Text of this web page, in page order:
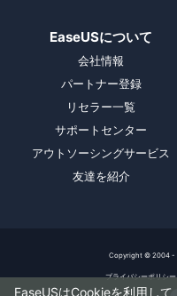
EaseUSはCookieを利用し
EaseUSについて
会社情報
パートナー登録
リセラー一覧
サポートセンター
アウトソーシングサービス
友達を紹介
Copyright © 2004 -
プライバシーポリシー